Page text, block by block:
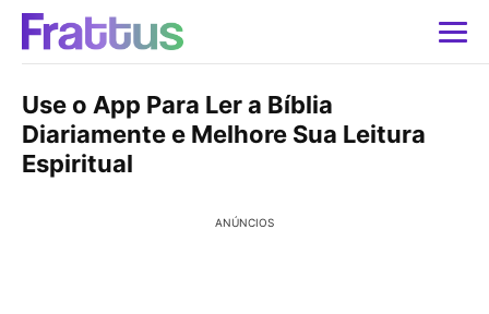
Use o App Para Ler a Bíblia
Diariamente e Melhore Sua Leitura
Espiritual
ANÚNCIOS